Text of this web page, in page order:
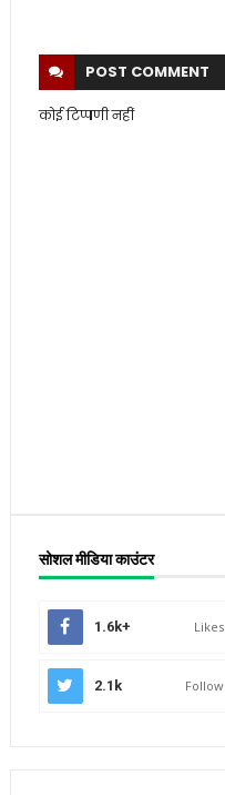
POST COMMENT
कोई टिप्पणी नहीं
सोशल मीडिया काउंटर
1.6k+ Likes
2.1k Follow